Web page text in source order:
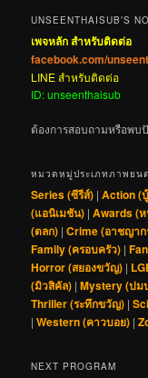
UNSEENTHAISUB’S
เพจหลัก สำหรับติดต่อ
facebook.com/
LINE สำหรับติดต่อ
ID: unseenthaisub
ต้องการสอบถามหรือพบ
หมวดหมู่ประเภทภาพยน
Series (ซีรีส์) |Action (
(แอนิเมชัน) |Awards (ห
(ตลก) |Crime (อาชญาก
Family (ครอบครัว) |
Horror (สยองขวัญ) |
(มิวสิคัล) |Mystery (ปม
Thriller (ระทึกขวัญ) |
|Western (คาวบอย) |
NEXT PROGRAM